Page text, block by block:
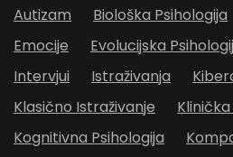
Autizam Biološka Psihologija
Emocije
Evolucijska
Intervjui
Istraživanja
Klasično Istraživanje
Kognitivna Psihologija